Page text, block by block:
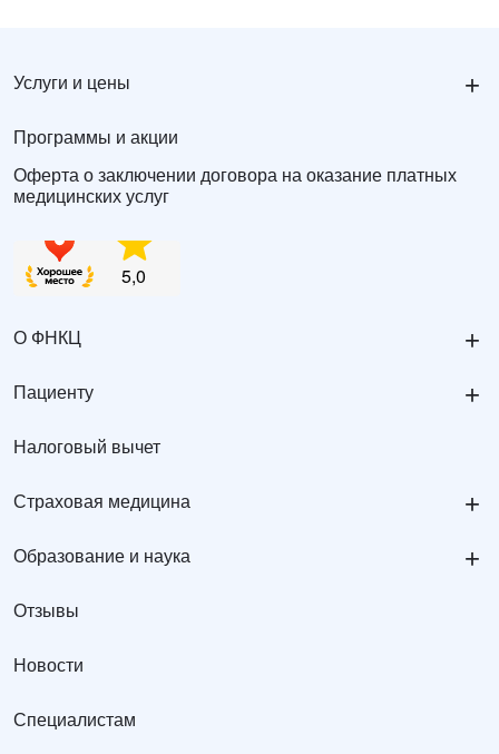
Услуги и цены +
Программы и акции
Оферта о заключении договора на оказание платных
медицинских услуг
О ФНКЦ +
Пациенту +
Налоговый вычет
Страховая медицина +
Образование и наука +
Отзывы
Новости
Специалистам